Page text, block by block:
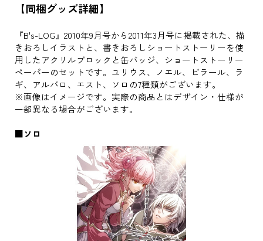
【同梱グッズ詳細】
『B's-LOG』2010年9月号から2011年3月号に掲載された、描
きおろしイラストと、書きおろしショートストーリーを使
用したアクリルブロックと缶バッジ、ショートストーリー
ペーパーのセットです。ユリウス、ノエル、ビラール、ラ
ギ、アルバロ、エスト、ソロの7種類がございます。
※画像はイメージです。実際の商品とはデザイン・仕様が
一部異なる場合がございます。
■ソロ